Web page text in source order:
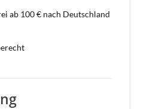
ab 100 € nach Deutschland